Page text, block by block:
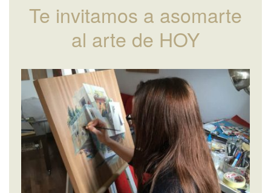
Te invitamos a asomarte
al arte de HOY